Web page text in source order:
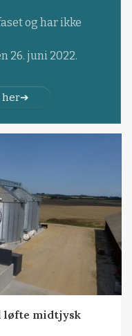
og har ikke
26. juni 2022.
her
løfte midtjysk